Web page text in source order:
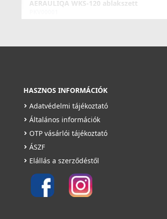
AERAULIQA WKS-120 ablakszett
Saját raktárunkban
HASZNOS INFORMÁCIÓK
Adatvédelmi tájékoztató
Általános információk
OTP vásárlói tájékoztató
ÁSZF
Elállás a szerződéstől